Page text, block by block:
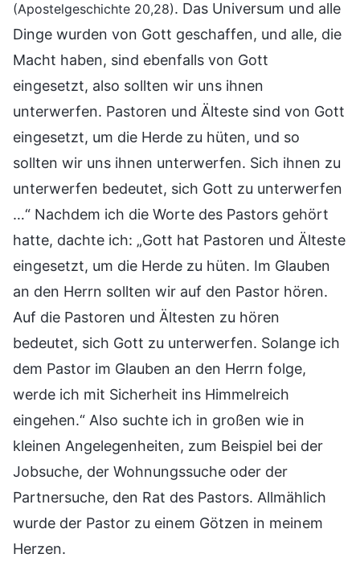
(Apostelgeschichte 20,28). Das Universum und alle
Dinge wurden von Gott geschaffen, und alle, die
Macht haben, sind ebenfalls von Gott
eingesetzt, also sollten wir uns ihnen
unterwerfen. Pastoren und Älteste sind von Gott
eingesetzt, um die Herde zu hüten, und so
sollten wir uns ihnen unterwerfen. Sich ihnen zu
unterwerfen bedeutet, sich Gott zu unterwerfen
…“ Nachdem ich die Worte des Pastors gehört
hatte, dachte ich: „Gott hat Pastoren und Älteste
eingesetzt, um die Herde zu hüten. Im Glauben
an den Herrn sollten wir auf den Pastor hören.
Auf die Pastoren und Ältesten zu hören
bedeutet, sich Gott zu unterwerfen. Solange ich
dem Pastor im Glauben an den Herrn folge,
werde ich mit Sicherheit ins Himmelreich
eingehen.“ Also suchte ich in großen wie in
kleinen Angelegenheiten, zum Beispiel bei der
Jobsuche, der Wohnungssuche oder der
Partnersuche, den Rat des Pastors. Allmählich
wurde der Pastor zu einem Götzen in meinem
Herzen.